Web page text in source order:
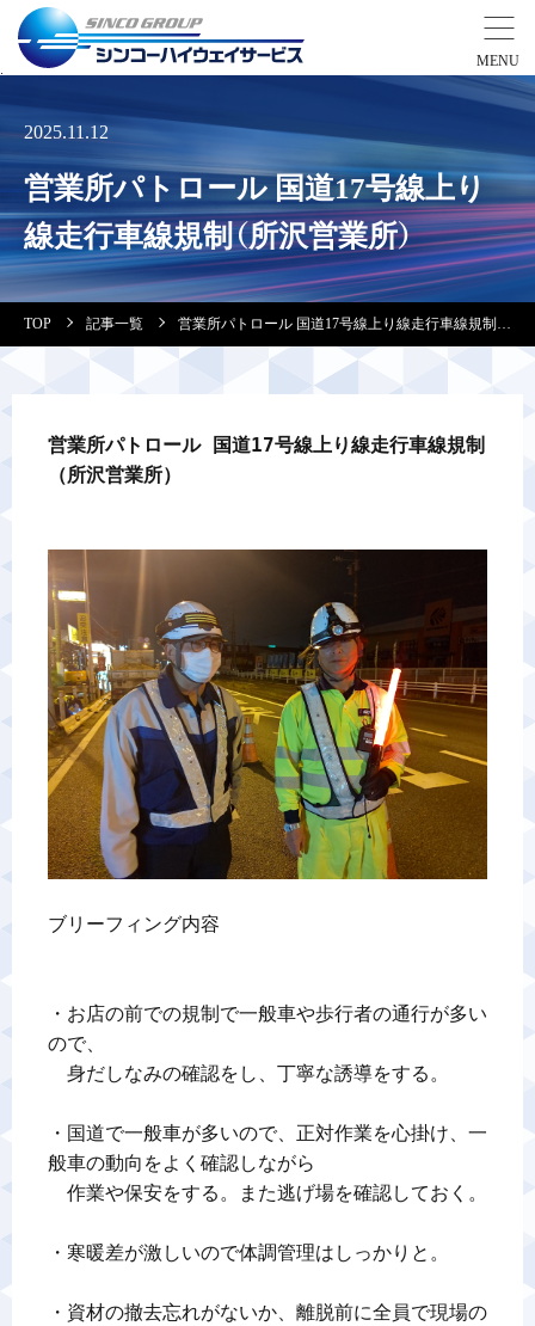
営業拠点
会社案内・実績紹介
反社会的勢力排除宣言
カスタマーハラスメントに対する基本方針
プライバシーポリシー
お問い合わせ
2025.11.12
営業所パトロール 国道17号線上り
線走行車線規制（所沢営業所）
TOP 記事一覧 営業所パトロール 国道17号線上り線走行車線規制（所沢営業所）
営業所パトロール 国道17号線上り線走行車線規制
（所沢営業所）
ブリーフィング内容
・お店の前での規制で一般車や歩行者の通行が多い
ので、
身だしなみの確認をし、丁寧な誘導をする。
・国道で一般車が多いので、正対作業を心掛け、一
般車の動向をよく確認しながら
作業や保安をする。また逃げ場を確認しておく。
・寒暖差が激しいので体調管理はしっかりと。
・資材の撤去忘れがないか、離脱前に全員で現場の